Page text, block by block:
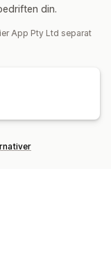
din.
App Pty Ltd separat